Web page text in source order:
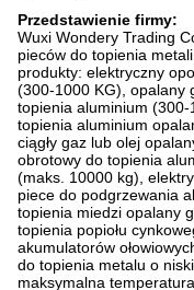
Przedstawienie firmy:
Wuxi Wondery Trading
pieców do topienia
produkty: elektryczny
(300-1000 KG), opalany
topienia aluminium
topienia aluminium
ciągły gaz lub olej
obrotowy do topienia
(maks. 10000 kg),
piece do podgrzewania
topienia miedzi opalany
topienia popiołu
akumulatorów
do topienia metalu o
maksymalna